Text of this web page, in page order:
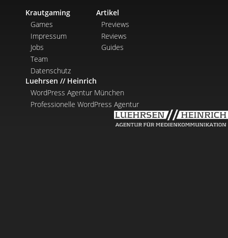
Krautgaming
Games
Impressum
Jobs
Team
Datenschutz
Artikel
Previews
Reviews
Guides
Luehrsen // Heinrich
WordPress Agentur München
Professionelle WordPress Agentur